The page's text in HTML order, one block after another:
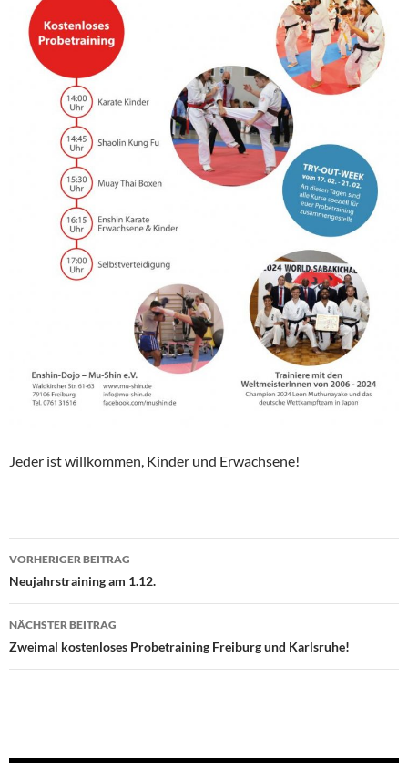
Jeder ist willkommen, Kinder und Erwachsene!
Beitragsnavigation
VORHERIGER BEITRAG
Neujahrstraining am 1.12.
NÄCHSTER BEITRAG
Zweimal kostenloses Probetraining Freiburg und Karlsruhe!